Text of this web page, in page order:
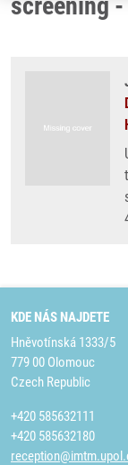
KDE NÁS NAJDETE
Hněvotínská 1333/5
779 00 Olomouc
Czech Republic
+420 585632111
+420 585632180